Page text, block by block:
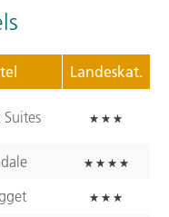
Landeskat.